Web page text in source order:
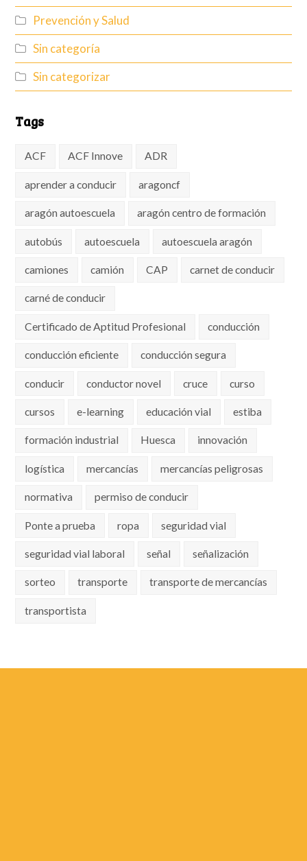
Prevención y Salud
Sin categoría
Sin categorizar
Tags
ACF ACF Innove ADR
aprender a conducir aragoncf
aragón autoescuela aragón centro de formación
autobús autoescuela autoescuela aragón
camiones camión CAP carnet de conducir
carné de conducir
Certificado de Aptitud Profesional conducción
conducción eficiente conducción segura
conducir conductor novel cruce curso
cursos e-learning educación vial estiba
formación industrial Huesca innovación
logística mercancías mercancías peligrosas
normativa permiso de conducir
Ponte a prueba ropa seguridad vial
seguridad vial laboral señal señalización
sorteo transporte transporte de mercancías
transportista